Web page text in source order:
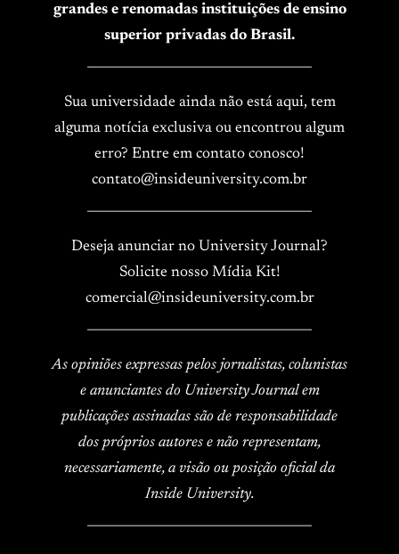
grandes e renomadas instituições de ensino
superior privadas do Brasil.
Sua universidade ainda não está aqui, tem
alguma notícia exclusiva ou encontrou algum
erro? Entre em contato conosco!
contato@insideuniversity.com.br
Deseja anunciar no University Journal?
Solicite nosso Mídia Kit!
comercial@insideuniversity.com.br
As opiniões expressas pelos jornalistas, colunistas
e anunciantes do University Journal em
publicações assinadas são de responsabilidade
dos próprios autores e não representam,
necessariamente, a visão ou posição oficial da
Inside University.